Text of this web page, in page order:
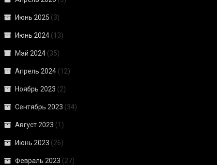
Июнь 2025 (3)
Июнь 2024 (13)
Май 2024 (35)
Апрель 2024 (12)
Ноябрь 2023 (2)
Сентябрь 2023 (34)
Август 2023 (1)
Июнь 2023 (26)
Февраль 2023 (27)